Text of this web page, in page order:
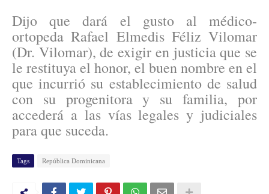
Dijo que dará el gusto al médico-
ortopeda Rafael Elmedis Féliz Vilomar
(Dr. Vilomar), de exigir en justicia que se
le restituya el honor, el buen nombre en el
que incurrió su establecimiento de salud
con su progenitora y su familia, por
accederá a las vías legales y judiciales
para que suceda.
Tags República Dominicana